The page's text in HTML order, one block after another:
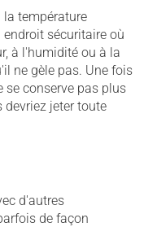
la température
sécuritaire où
à l'humidité ou à la
ne gèle pas. Une fois
se conserve pas plus
devriez jeter toute
d'autres
de façon